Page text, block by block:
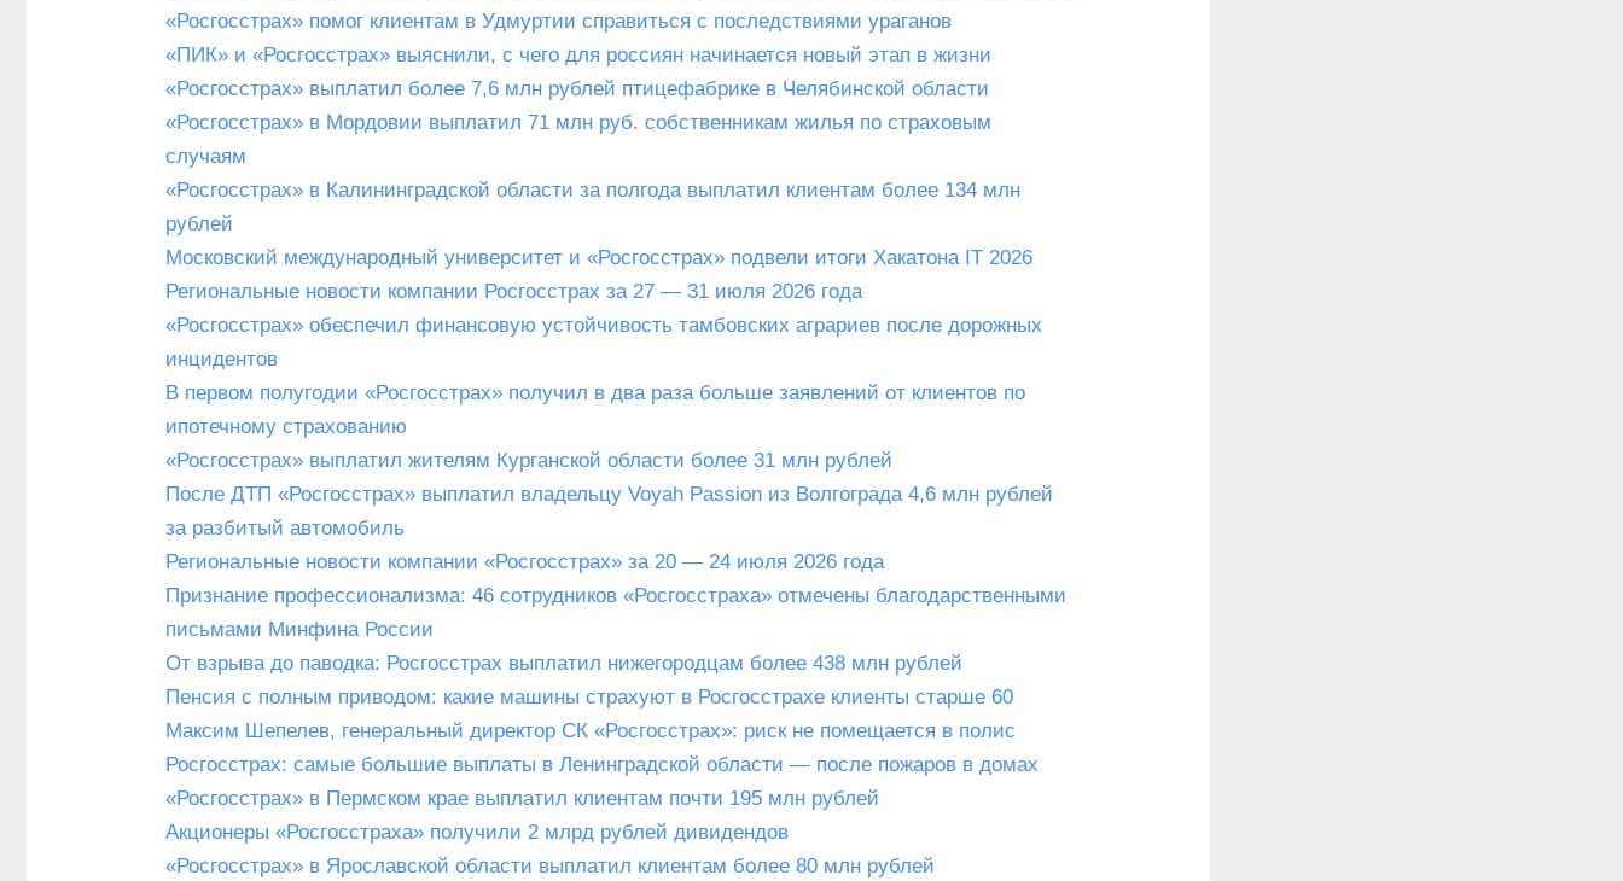
«Росгосстрах» помог клиентам в Удмуртии справиться с последствиями ураганов
«ПИК» и «Росгосстрах» выяснили, с чего для россиян начинается новый этап в жизни
«Росгосстрах» выплатил более 7,6 млн рублей птицефабрике в Челябинской области
«Росгосстрах» в Мордовии выплатил 71 млн руб. собственникам жилья по страховым
случаям
«Росгосстрах» в Калининградской области за полгода выплатил клиентам более 134 млн
рублей
Московский международный университет и «Росгосстрах» подвели итоги Хакатона IT 2026
Региональные новости компании Росгосстрах за 27 — 31 июля 2026 года
«Росгосстрах» обеспечил финансовую устойчивость тамбовских аграриев после дорожных
инцидентов
В первом полугодии «Росгосстрах» получил в два раза больше заявлений от клиентов по
ипотечному страхованию
«Росгосстрах» выплатил жителям Курганской области более 31 млн рублей
После ДТП «Росгосстрах» выплатил владельцу Voyah Passion из Волгограда 4,6 млн рублей
за разбитый автомобиль
Региональные новости компании «Росгосстрах» за 20 — 24 июля 2026 года
Признание профессионализма: 46 сотрудников «Росгосстраха» отмечены благодарственными
письмами Минфина России
От взрыва до паводка: Росгосстрах выплатил нижегородцам более 438 млн рублей
Пенсия с полным приводом: какие машины страхуют в Росгосстрахе клиенты старше 60
Максим Шепелев, генеральный директор СК «Росгосстрах»: риск не помещается в полис
Росгосстрах: самые большие выплаты в Ленинградской области — после пожаров в домах
«Росгосстрах» в Пермском крае выплатил клиентам почти 195 млн рублей
Акционеры «Росгосстраха» получили 2 млрд рублей дивидендов
«Росгосстрах» в Ярославской области выплатил клиентам более 80 млн рублей